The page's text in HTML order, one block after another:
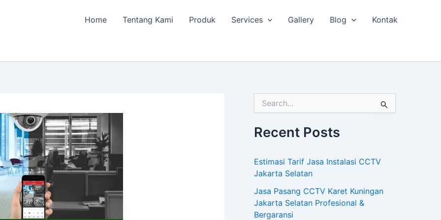
Home Tentang Kami Produk Services Gallery Blog Kontak
e
f
o
:
Recent Posts
Estimasi Tarif Jasa Instalasi CCTV
Jakarta Selatan
Jasa Pasang CCTV Karet Kuningan
Jakarta Selatan Profesional &
Bergaransi